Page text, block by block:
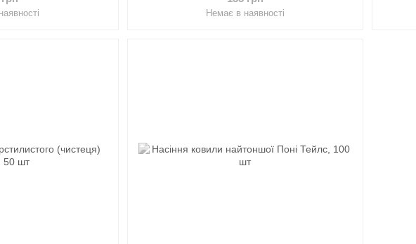
Немає в наявності